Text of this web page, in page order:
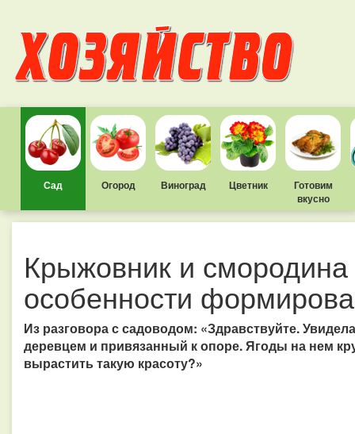
Сад Огород Виноград Цветник
Готовим
вкусно
Крыжовник и
особенности
Из разговора с садоводом: «Здравствуйте.
деревцем и привязанный к опоре. Ягоды на нем
вырастить такую красоту?»